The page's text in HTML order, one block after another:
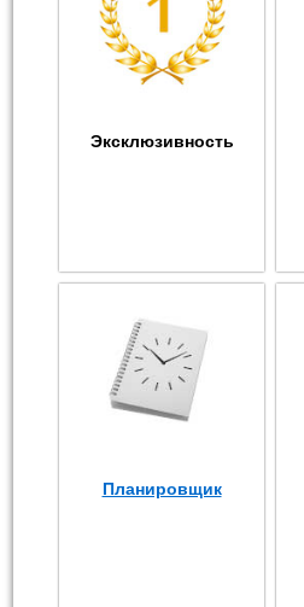
Эксклюзивность
Планировщик